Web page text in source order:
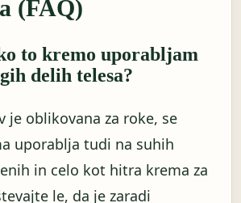
(FAQ)
to kremo uporabljam
delih telesa?
je oblikovana za roke, se
uporablja tudi na suhih
in celo kot hitra krema za
le, da je zaradi